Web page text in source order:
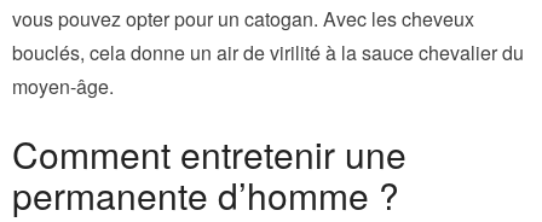
vous pouvez opter pour un catogan. Avec les cheveux
bouclés, cela donne un air de virilité à la sauce chevalier du
moyen-âge.
Comment entretenir une
permanente d’homme ?